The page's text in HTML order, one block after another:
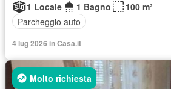
1 Locale
1 Bagno
100 m²
Parcheggio auto
4 lug 2026 in Casa.it
Molto richiesta